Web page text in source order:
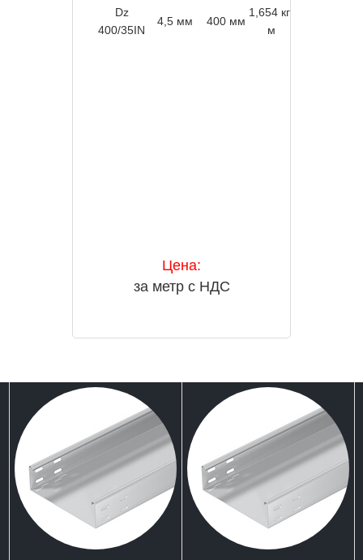
Dz
400/35IN
4,5 мм 400 мм
1,654 кг/
м
Цена:
за метр с НДС